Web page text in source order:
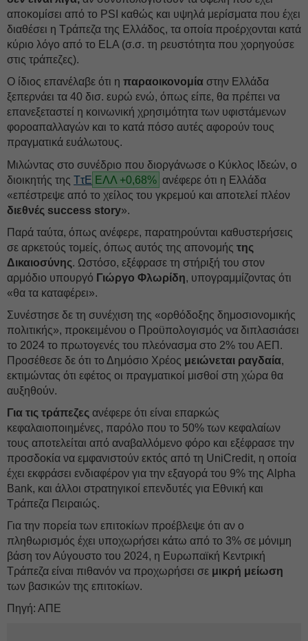
αποκομίσει από το PSI καθώς και υψηλά μερίσματα που έχει
διαθέσει η Τράπεζα της Ελλάδος, τα οποία προέρχονται κατά
κύριο λόγο από το ELA (σ.σ. τη ρευστότητα που χορηγούσε
στις τράπεζες).
Ο ίδιος επανέλαβε ότι η παραοικονομία στην Ελλάδα
ξεπερνάει τα 40 δισ. ευρώ ενώ, όπως είπε, θα πρέπει να
επανεξεταστεί η κοινωνική χρησιμότητα των υφιστάμενων
φοροαπαλλαγών και το κατά πόσο αυτές αφορούν τους
πραγματικά ευάλωτους.
Μιλώντας στο συνέδριο που διοργάνωσε ο Κύκλος Ιδεών, ο
διοικητής της ΤτΕ ΕΛΛ +0,68% ανέφερε ότι η Ελλάδα
«επέστρεψε από το χείλος του γκρεμού και αποτελεί πλέον
διεθνές success story».
Παρά ταύτα, όπως ανέφερε, παρατηρούνται καθυστερήσεις
σε αρκετούς τομείς, όπως αυτός της απονομής της
Δικαιοσύνης. Ωστόσο, εξέφρασε τη στήριξή του στον
αρμόδιο υπουργό Γιώργο Φλωρίδη, υπογραμμίζοντας ότι
«θα τα καταφέρει».
Συνέστησε δε τη συνέχιση της «ορθόδοξης δημοσιονομικής
πολιτικής», προκειμένου ο Προϋπολογισμός να διπλασιάσει
το 2024 το πρωτογενές του πλεόνασμα στο 2% του ΑΕΠ.
Προσέθεσε δε ότι το Δημόσιο Χρέος μειώνεται ραγδαία,
εκτιμώντας ότι εφέτος οι πραγματικοί μισθοί στη χώρα θα
αυξηθούν.
Για τις τράπεζες ανέφερε ότι είναι επαρκώς
κεφαλαιοποιημένες, παρόλο που το 50% των κεφαλαίων
τους αποτελείται από αναβαλλόμενο φόρο και εξέφρασε την
προσδοκία να εμφανιστούν εκτός από τη UniCredit, η οποία
έχει εκφράσει ενδιαφέρον για την εξαγορά του 9% της Alpha
Βank, και άλλοι στρατηγικοί επενδυτές για Εθνική και
Τράπεζα Πειραιώς.
Για την πορεία των επιτοκίων προέβλεψε ότι αν ο
πληθωρισμός έχει υποχωρήσει κάτω από το 3% σε μόνιμη
βάση τον Αύγουστο του 2024, η Ευρωπαϊκή Κεντρική
Τράπεζα είναι πιθανόν να προχωρήσει σε μικρή μείωση
των βασικών της επιτοκίων.
Πηγή: ΑΠΕ